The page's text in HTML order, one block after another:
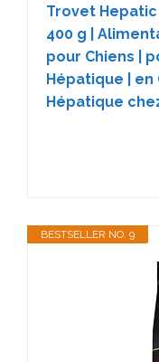
Trovet
400 g |
pour Chiens |
Hépatique | en
Hépatique
BESTSELLER NO. 9